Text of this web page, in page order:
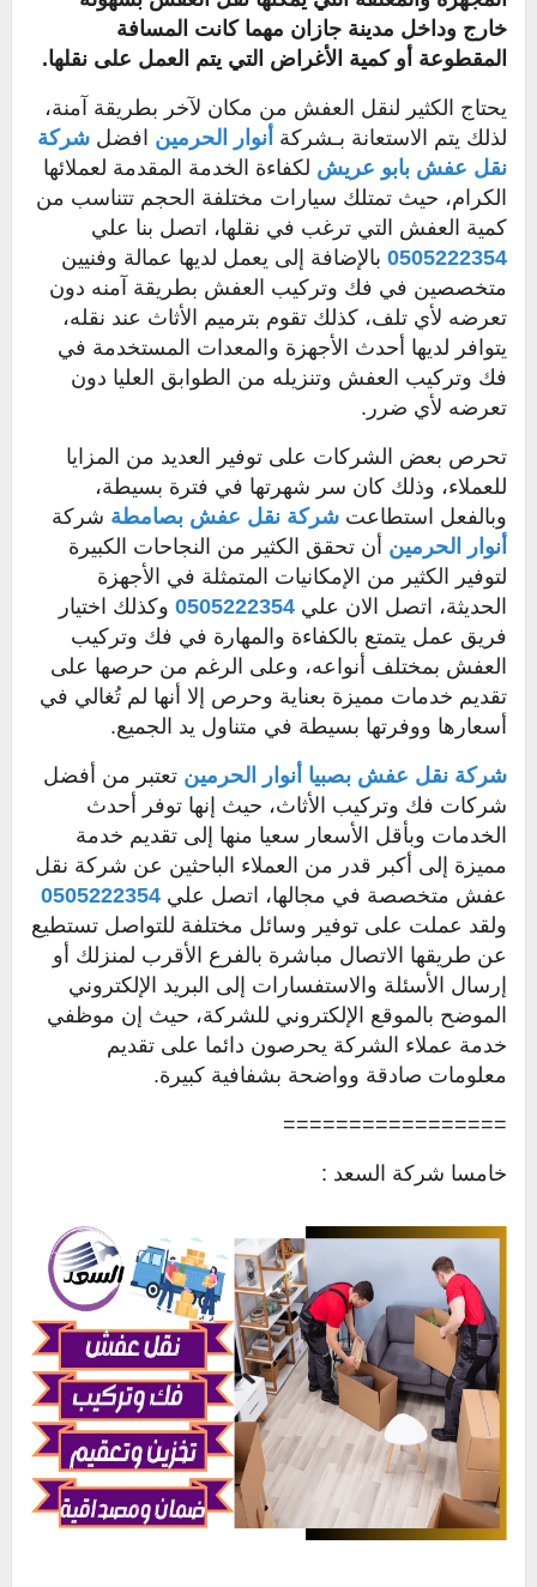
خارج وداخل مدينة جازان مهما كانت المسافة
المقطوعة أو كمية الأغراض التي يتم العمل على نقلها.
يحتاج الكثير لنقل العفش من مكان لآخر بطريقة آمنة،
لذلك يتم الاستعانة بـشركة أنوار الحرمين افضل شركة
نقل عفش بابو عريش لكفاءة الخدمة المقدمة لعملائها
الكرام، حيث تمتلك سيارات مختلفة الحجم تتناسب من
كمية العفش التي ترغب في نقلها، اتصل بنا علي
0505222354بالإضافة إلى يعمل لديها عمالة وفنيين
متخصصين في فك وتركيب العفش بطريقة آمنه دون
تعرضه لأي تلف، كذلك تقوم بترميم الأثاث عند نقله،
يتوافر لديها أحدث الأجهزة والمعدات المستخدمة في
فك وتركيب العفش وتنزيله من الطوابق العليا دون
تعرضه لأي ضرر.
تحرص بعض الشركات على توفير العديد من المزايا
للعملاء، وذلك كان سر شهرتها في فترة بسيطة،
وبالفعل استطاعت شركة نقل عفش بصامطة شركة
أنوار الحرمين أن تحقق الكثير من النجاحات الكبيرة
لتوفير الكثير من الإمكانيات المتمثلة في الأجهزة
الحديثة، اتصل الان علي 0505222354وكذلك اختيار
فريق عمل يتمتع بالكفاءة والمهارة في فك وتركيب
العفش بمختلف أنواعه، وعلى الرغم من حرصها على
تقديم خدمات مميزة بعناية وحرص إلا أنها لم تُغالي في
أسعارها ووفرتها بسيطة في متناول يد الجميع.
شركة نقل عفش بصبيا أنوار الحرمين تعتبر من أفضل
شركات فك وتركيب الأثاث، حيث إنها توفر أحدث
الخدمات وبأقل الأسعار سعيا منها إلى تقديم خدمة
مميزة إلى أكبر قدر من العملاء الباحثين عن شركة نقل
عفش متخصصة في مجالها، اتصل علي 0505222354
ولقد عملت على توفير وسائل مختلفة للتواصل تستطيع
عن طريقها الاتصال مباشرة بالفرع الأقرب لمنزلك أو
إرسال الأسئلة والاستفسارات إلى البريد الإلكتروني
الموضح بالموقع الإلكتروني للشركة، حيث إن موظفي
خدمة عملاء الشركة يحرصون دائما على تقديم
معلومات صادقة وواضحة بشفافية كبيرة.
=================
خامسا شركة السعد :